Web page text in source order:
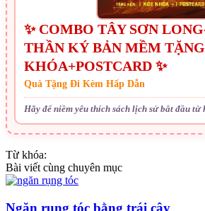
✨ COMBO TÂY SƠN
THẦN KÝ BẢN MỀM
KHÓA+POSTCARD ✨
Quà Tặng Đi Kèm Hấp Dẫn
Hãy để niềm yêu thích sách lịch sử bắt đầu từ
Từ khóa:
Bài viết cùng chuyên mục
Ngăn rụng tóc bằng trái cây